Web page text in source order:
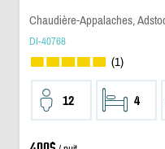
Chaudière-Appalaches,
DI-40768
(1)
12 4